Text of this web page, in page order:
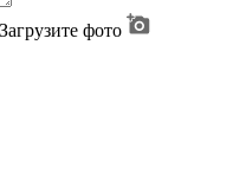
Загрузите фото